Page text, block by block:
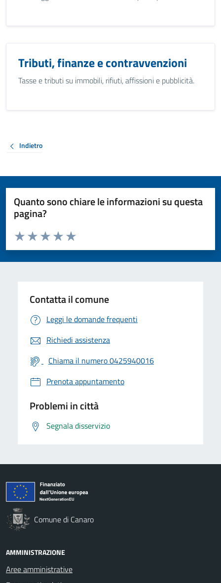
Tributi, finanze e contravvenzioni
Tasse e tributi su immobili, rifiuti, affissioni e pubblicità.
Indietro
Quanto sono chiare le informazioni su questa
pagina?
Valuta da 1 a 5 stelle la pagina
Valuta 5 stelle su 5
Valuta 4 stelle su 5
Valuta 3 stelle su 5
Valuta 2 stelle su 5
Valuta 1 stelle su 5
Contatta il comune
Leggi le domande frequenti
Richiedi assistenza
Chiama il numero 0425940016
Prenota appuntamento
Problemi in città
Segnala disservizio
Comune di Canaro
AMMINISTRAZIONE
Aree amministrative